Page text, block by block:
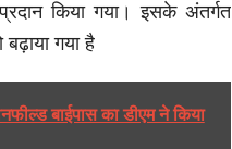
किया गया। इसके अंतर्गत
गया है
बाईपास का डीएम ने किया